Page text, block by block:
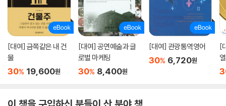
[대여] 금쪽같은 내 건
물
30% 19,600원
[대여] 공연예술과 글
로벌 마케팅
30% 8,400원
[대여] 관광통역영어
30% 6,720원
[